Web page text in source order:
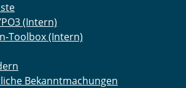
(Intern)
Toolbox (Intern)
Bekanntmachungen